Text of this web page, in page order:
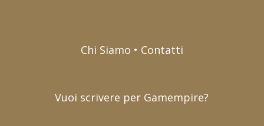
Chi Siamo • Contatti
Vuoi scrivere per Gamempire?